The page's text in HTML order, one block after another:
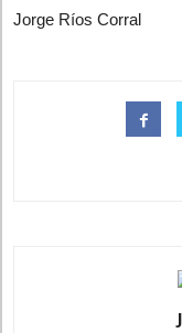
Jorge Ríos Corral